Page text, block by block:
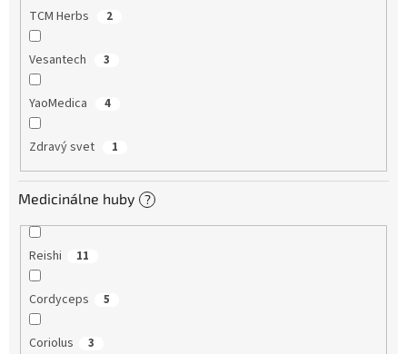
TCM Herbs 2
Vesantech 3
YaoMedica 4
Zdravý svet 1
Medicinálne huby ?
Reishi 11
Cordyceps 5
Coriolus 3